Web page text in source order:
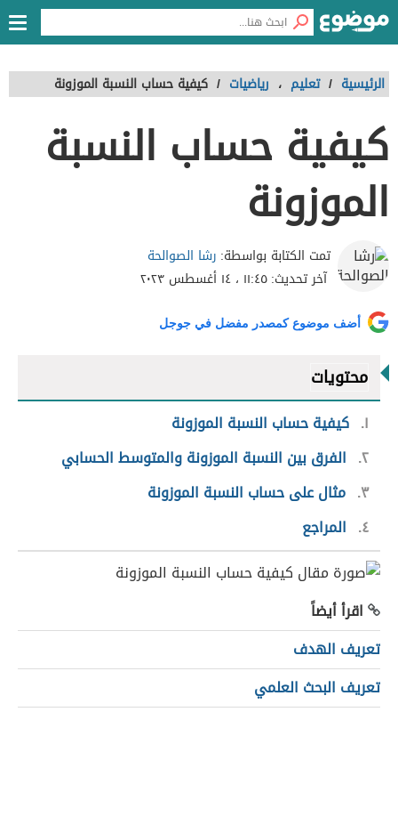
الرئيسية / تعليم ، رياضيات / كيفية حساب النسبة الموزونة
كيفية حساب النسبة
الموزونة
تمت الكتابة بواسطة: رشا الصوالحة
آخر تحديث:١١:٤٥ ، ١٤ أغسطس ٢٠٢٣
أضف موضوع كمصدر مفضل في جوجل
محتويات
١ كيفية حساب النسبة الموزونة
٢ الفرق بين النسبة الموزونة والمتوسط الحسابي
٣ مثال على حساب النسبة الموزونة
٤
المراجع
اقرأ أيضاً
تعريف الهدف
تعريف البحث العلمي